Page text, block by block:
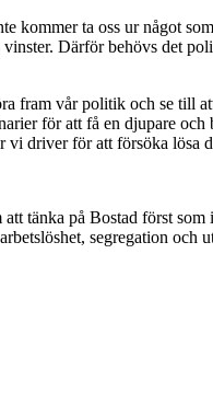
kommer ta oss ur något
vinster. Därför behövs det
fram vår politik och se till
för att få en djupare och
vi driver för att försöka lösa
tänka på Bostad först som
segregation och